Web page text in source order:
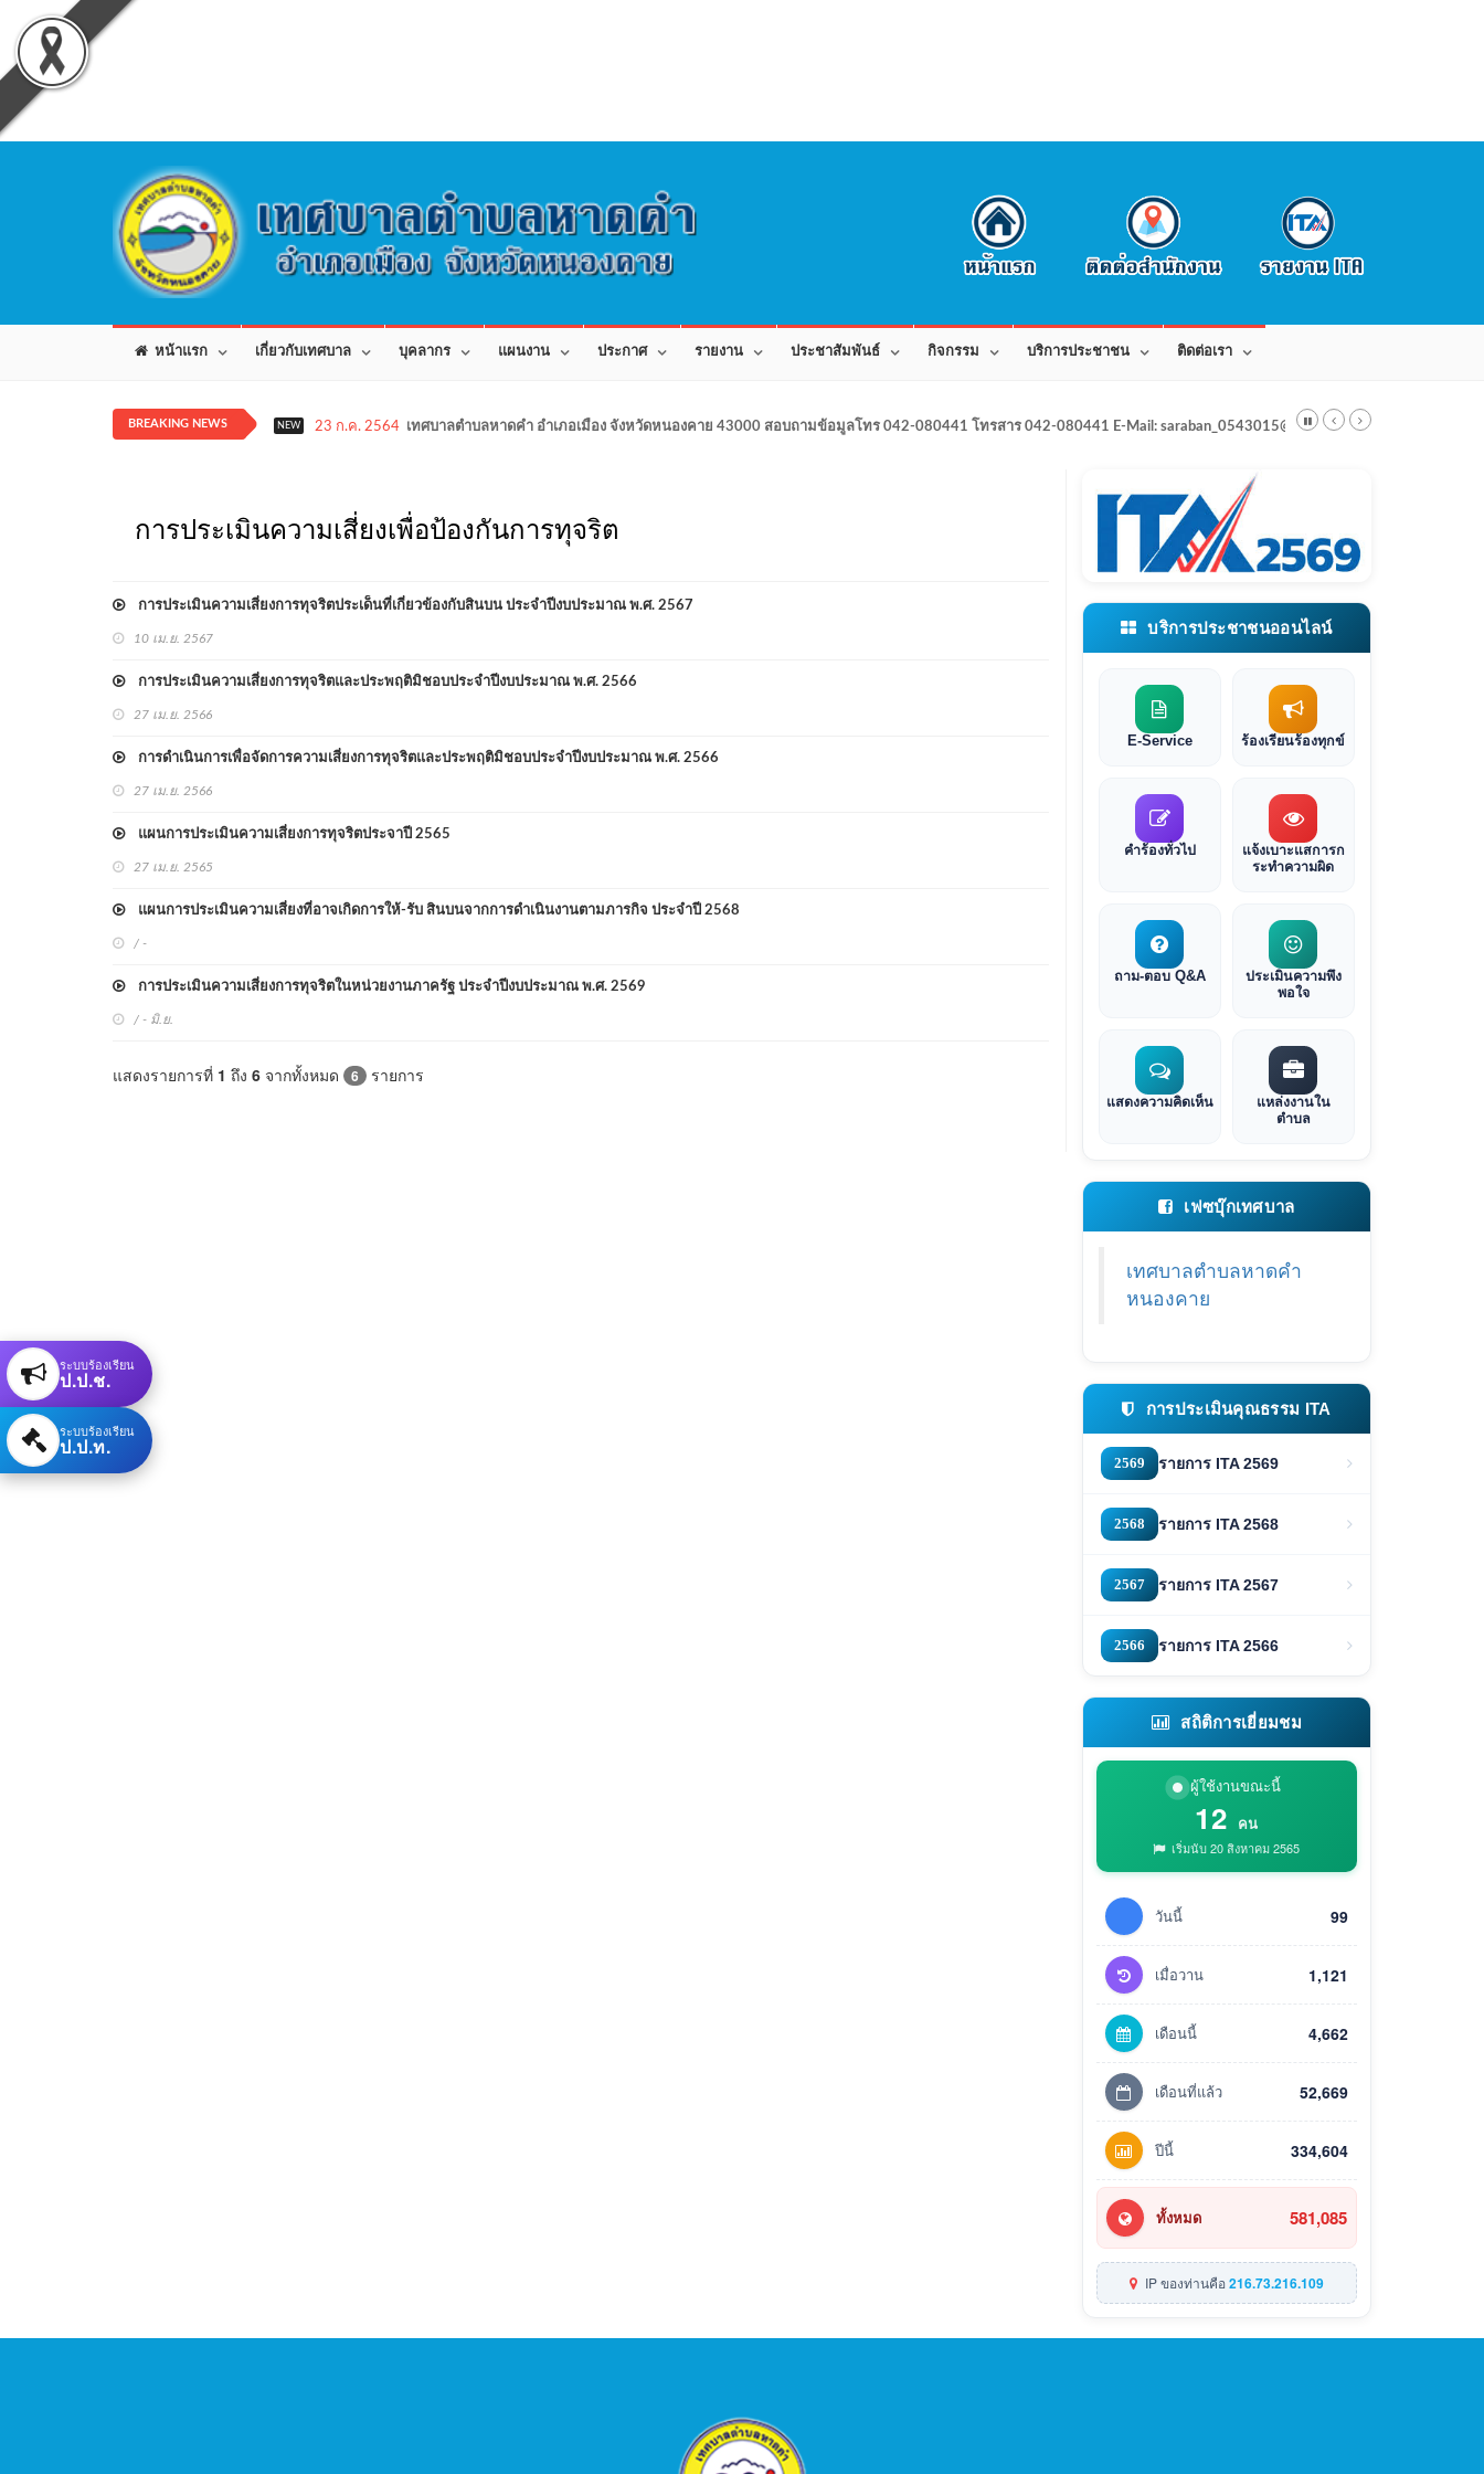
หน้าแรก เกี่ยวกับเทศบาล บุคลากร แผนงาน ประกาศ รายงาน ประชาสัมพันธ์ กิจกรรม บริการประชาชน ติดต่อเรา
BREAKING NEWS NEW 23 ก.ค. 2564 เทศบาลตำบลหาดคำ อำเภอเมือง จังหวัดหนองคาย 43000 สอบถามข้อมูลโทร 042-080441 โทรสาร 042-080441 E-Mail: saraban_0543015@dla.go.th
การประเมินความเสี่ยงเพื่อป้องกันการทุจริต
การประเมินความเสี่ยงการทุจริตประเด็นที่เกี่ยวข้องกับสินบน ประจำปีงบประมาณ พ.ศ. 2567
10 เม.ย. 2567
การประเมินความเสี่ยงการทุจริตและประพฤติมิชอบประจำปีงบประมาณ พ.ศ. 2566
27 เม.ย. 2566
การดำเนินการเพื่อจัดการความเสี่ยงการทุจริตและประพฤติมิชอบประจำปีงบประมาณ พ.ศ. 2566
27 เม.ย. 2566
แผนการประเมินความเสี่ยงการทุจริตประจาปี 2565
27 เม.ย. 2565
แผนการประเมินความเสี่ยงที่อาจเกิดการให้-รับ สินบนจากการดำเนินงานตามภารกิจ ประจำปี 2568
/ -
การประเมินความเสี่ยงการทุจริตในหน่วยงานภาครัฐ ประจำปีงบประมาณ พ.ศ. 2569
/ - มิ.ย.
แสดงรายการที่ 1 ถึง 6 จากทั้งหมด 6 รายการ
บริการประชาชนออนไลน์
E-Service ร้องเรียนร้องทุกข์
คำร้องทั่วไป
แจ้งเบาะแสการก
ระทำความผิด
ถาม-ตอบ Q&A
ประเมินความพึง
พอใจ
แสดงความคิดเห็น
แหล่งงานใน
ตำบล
เฟซบุ๊กเทศบาล
เทศบาลตำบลหาดคำ
หนองคาย
การประเมินคุณธรรม ITA
2569 รายการ ITA 2569
2568 รายการ ITA 2568
2567 รายการ ITA 2567
2566 รายการ ITA 2566
สถิติการเยี่ยมชม
ผู้ใช้งานขณะนี้
12 คน
เริ่มนับ 20 สิงหาคม 2565
วันนี้ 99
เมื่อวาน 1,121
เดือนนี้ 4,662
เดือนที่แล้ว 52,669
ปีนี้ 334,604
ทั้งหมด 581,085
IP ของท่านคือ216.73.216.109
ระบบร้องเรียน
ป.ป.ช.
ระบบร้องเรียน
ป.ป.ท.